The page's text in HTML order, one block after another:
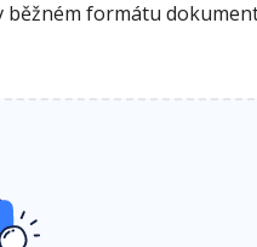
běžném formátu